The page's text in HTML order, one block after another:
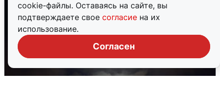
cookie-файлы. Оставаясь на сайте, вы
подтверждаете свое согласие на их
использование.
Согласен